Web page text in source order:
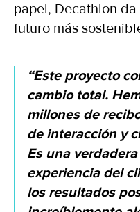
papel, Decathlon
futuro más
“Este proyecto
cambio total.
millones de
de interacción y
Es una
experiencia del
los resultados